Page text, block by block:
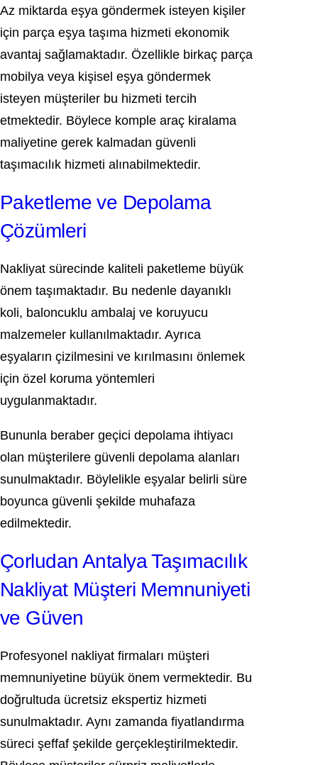
Az miktarda eşya göndermek isteyen kişiler
için parça eşya taşıma hizmeti ekonomik
avantaj sağlamaktadır. Özellikle birkaç parça
mobilya veya kişisel eşya göndermek
isteyen müşteriler bu hizmeti tercih
etmektedir. Böylece komple araç kiralama
maliyetine gerek kalmadan güvenli
taşımacılık hizmeti alınabilmektedir.
Paketleme ve Depolama
Çözümleri
Nakliyat sürecinde kaliteli paketleme büyük
önem taşımaktadır. Bu nedenle dayanıklı
koli, baloncuklu ambalaj ve koruyucu
malzemeler kullanılmaktadır. Ayrıca
eşyaların çizilmesini ve kırılmasını önlemek
için özel koruma yöntemleri
uygulanmaktadır.
Bununla beraber geçici depolama ihtiyacı
olan müşterilere güvenli depolama alanları
sunulmaktadır. Böylelikle eşyalar belirli süre
boyunca güvenli şekilde muhafaza
edilmektedir.
Çorludan Antalya Taşımacılık
Nakliyat Müşteri Memnuniyeti
ve Güven
Profesyonel nakliyat firmaları müşteri
memnuniyetine büyük önem vermektedir. Bu
doğrultuda ücretsiz ekspertiz hizmeti
sunulmaktadır. Aynı zamanda fiyatlandırma
süreci şeffaf şekilde gerçekleştirilmektedir.